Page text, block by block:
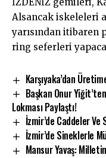
Alsancak iskeleleri
yarısından itibaren
ring seferleri
Karşıyaka’dan
Başkan Onur
Lokması Paylaştı!
İzmir’de Caddeler
İzmir’de Sineklerle
Mansur Yavaş: